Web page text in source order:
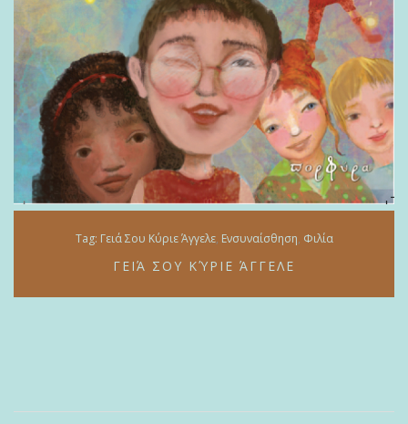
Tag: Γειά Σου Κύριε Άγγελε Ενσυναίσθηση Φιλία
ΓΕΙΆ ΣΟΥ ΚΎΡΙΕ ΆΓΓΕΛΕ